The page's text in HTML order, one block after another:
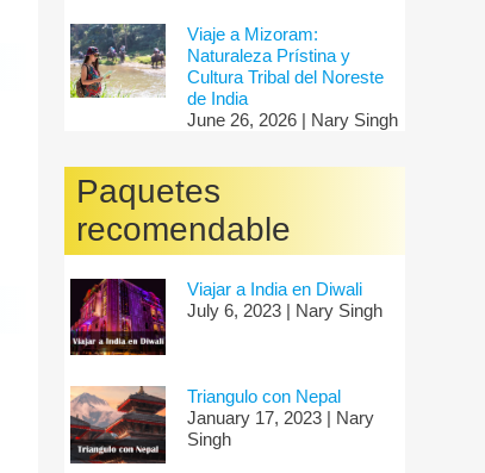
Viaje a Mizoram:
Naturaleza Prístina y
Cultura Tribal del Noreste
de India
June 26, 2026 | Nary Singh
Paquetes
recomendable
Viajar a India en Diwali
July 6, 2023 | Nary Singh
Triangulo con Nepal
January 17, 2023 | Nary
Singh